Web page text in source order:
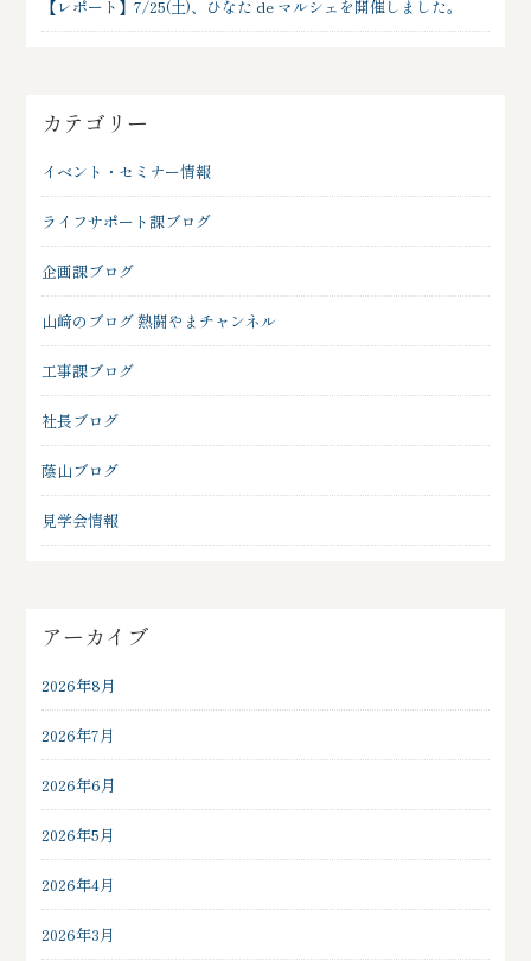
【レポート】7/25(土)、ひなた de マルシェを開催しました。
カテゴリー
イベント・セミナー情報
ライフサポート課ブログ
企画課ブログ
山﨑のブログ 熱闘やまチャンネル
工事課ブログ
社長ブログ
蔭山ブログ
見学会情報
アーカイブ
2026年8月
2026年7月
2026年6月
2026年5月
2026年4月
2026年3月